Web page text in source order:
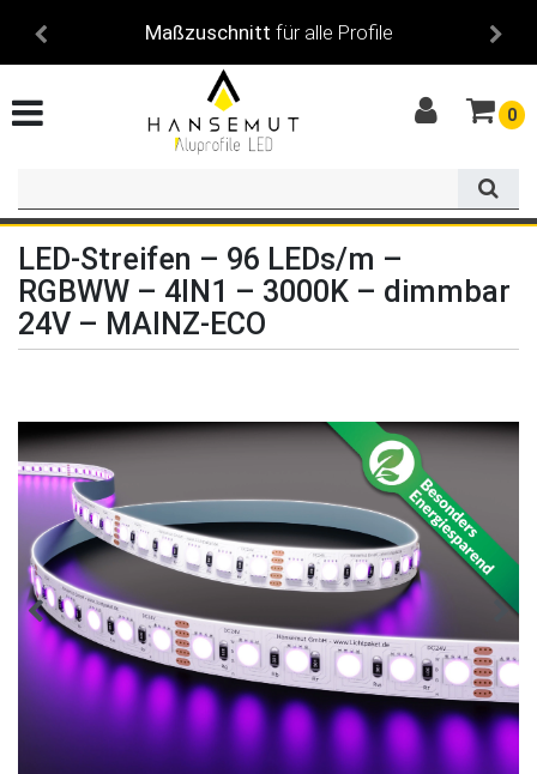
für alle Profile
0
LED-Streifen – 96 LEDs/m –
RGBWW – 4IN1 – 3000K – dimmbar
24V – MAINZ-ECO